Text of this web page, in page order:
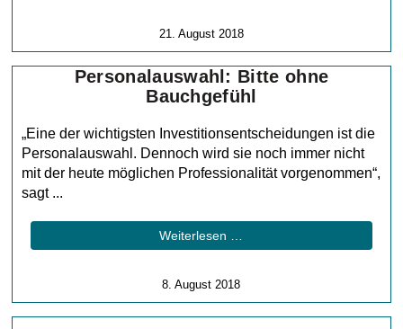
21. August 2018
Personalauswahl: Bitte ohne
Bauchgefühl
„Eine der wichtigsten Investitionsentscheidungen ist die
Personalauswahl. Dennoch wird sie noch immer nicht
mit der heute möglichen Professionalität vorgenommen“,
sagt ...
Weiterlesen …
8. August 2018